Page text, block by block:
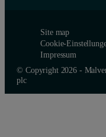
Site map
Cookie-
Impressum
© Copyright 2026 -
plc